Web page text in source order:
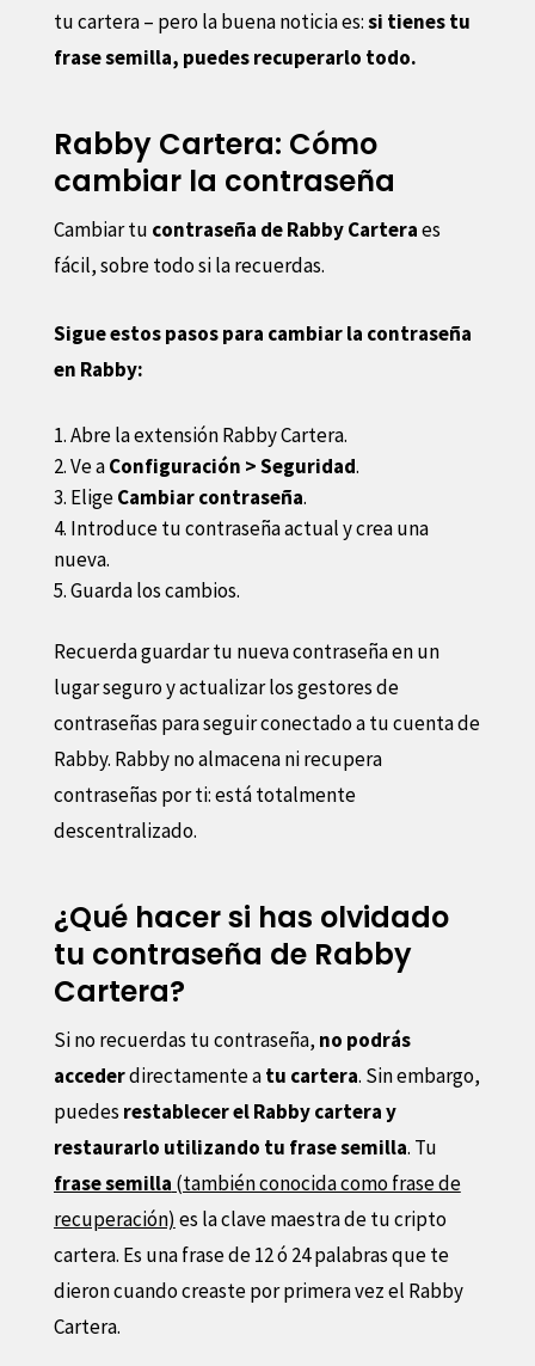
tu cartera – pero la buena noticia es:si tienes tu
frase semilla, puedes recuperarlo todo.
Rabby Cartera: Cómo
cambiar la contraseña
Cambiar tu contraseña de Rabby Carteraes
fácil, sobre todo si la recuerdas.
Sigue estos pasos para cambiar la contraseña
en Rabby:
Abre la extensión Rabby Cartera.
Ve aConfiguración > Seguridad.
EligeCambiar contraseña.
Introduce tu contraseña actual y crea una
nueva.
Guarda los cambios.
Recuerda guardar tu nueva contraseña en un
lugar seguro y actualizar los gestores de
contraseñas para seguir conectado a tu cuenta de
Rabby. Rabby no almacena ni recupera
contraseñas por ti: está totalmente
descentralizado.
¿Qué hacer si has olvidado
tu contraseña de Rabby
Cartera?
Si no recuerdas tu contraseña, no podrás
accederdirectamente atu cartera. Sin embargo,
puedes restablecer el Rabby cartera y
restaurarlo utilizando tu frase semilla. Tu
frase semilla (también conocida como frase de
recuperación) es la clave maestra de tu cripto
cartera. Es una frase de 12 ó 24 palabras que te
dieron cuando creaste por primera vez el Rabby
Cartera.